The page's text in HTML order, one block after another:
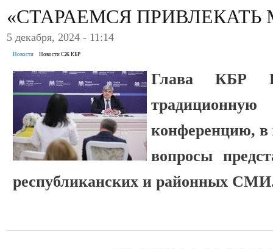
«СТАРАЕМСЯ
5 декабря, 2024 - 11:14
Новости Новости СЖ КБР
Глава КБР
конференцию, в
вопросы
республиканских и районных